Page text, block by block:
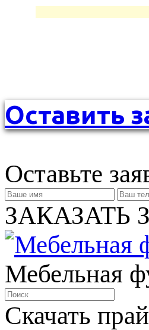
Оставить
Оставьте
ЗАКАЗАТЬ
Мебельная
Скачать